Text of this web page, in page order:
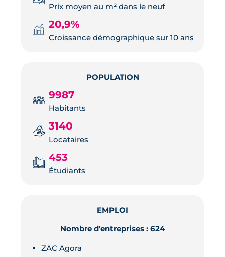
Prix moyen au m² dans le neuf
20,9%
Croissance démographique sur 10 ans
POPULATION
9987
Habitants
3140
Locataires
453
Étudiants
EMPLOI
Nombre d'entreprises : 624
ZAC Agora